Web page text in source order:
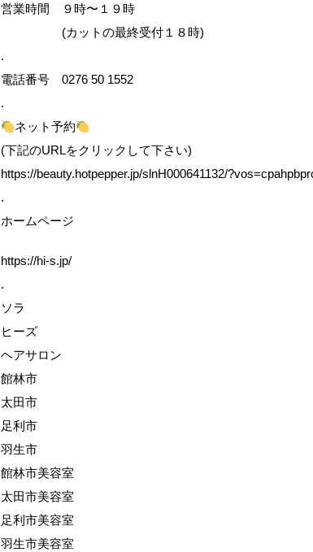
営業時間 ９時〜１９時
(カットの最終受付１８時)
.
電話番号 0276 50 1552
.
ネット予約
(下記のURLをクリックして下さい)
https://beauty.hotpepper.jp/slnH000641132/
.
ホームページ
https://hi-s.jp/
.
ソラ
ヒーズ
ヘアサロン
館林市
太田市
足利市
羽生市
館林市美容室
太田市美容室
足利市美容室
羽生市美容室